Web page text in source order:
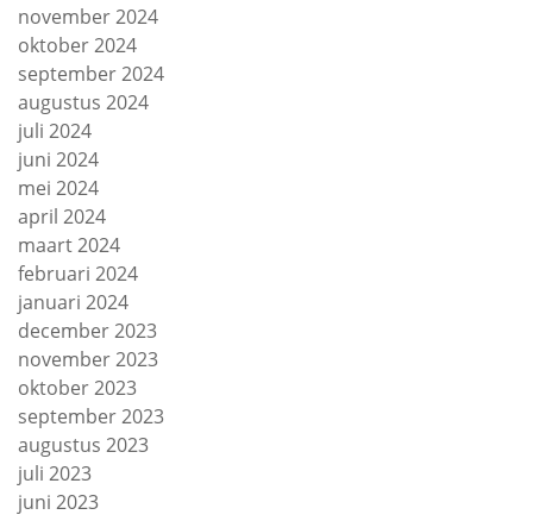
november 2024
oktober 2024
september 2024
augustus 2024
juli 2024
juni 2024
mei 2024
april 2024
maart 2024
februari 2024
januari 2024
december 2023
november 2023
oktober 2023
september 2023
augustus 2023
juli 2023
juni 2023